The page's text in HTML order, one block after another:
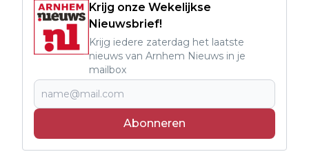
Krijg onze Wekelijkse
Nieuwsbrief!
Krijg iedere zaterdag het laatste
nieuws van Arnhem Nieuws in je
mailbox
Abonneren